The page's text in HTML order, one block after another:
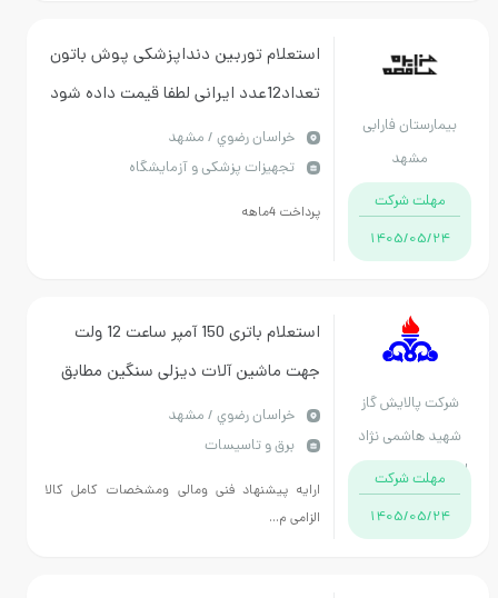
فارابی
مهلت شرکت
1405/05/24
استعلام توربین دنداپزشکی پوش باتون
تعداد12عدد ایرانی لطفا قیمت داده شود
تماس 09139520714خراسان رضوي / مشهد
تجهیزات پزشکی و آزمایشگاه
پرداخت 4ماهه
پالایش گاز
هاشمی نژاد
خراسان رضوی
مهلت شرکت
1405/05/24
استعلام باتری 150 آمپر ساعت 12 ولت
جهت ماشین آلات دیزلی سنگین مطابق
مشخصات پیوست همراه با تحویل باطری
فرسوده
خراسان رضوي / مشهد
برق و تاسیسات
ارایه پیشنهاد فنی ومالی ومشخصات کامل کالا
الزامی م...